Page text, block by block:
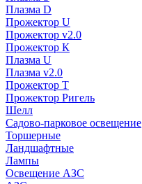
Плазма D
Прожектор U
Прожектор v2.0
Прожектор К
Плазма U
Плазма v2.0
Прожектор Т
Прожектор Ригель
Шелл
Садово-парковое освещение
Торшерные
Ландшафтные
Лампы
Освещение АЗС